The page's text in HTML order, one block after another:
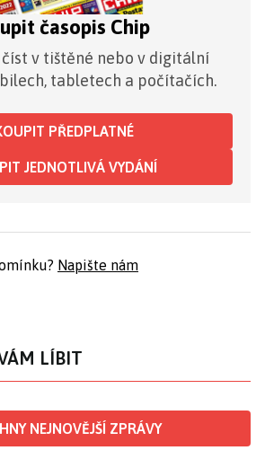
časopis Chip
v tištěné nebo v digitální
tabletech a počítačích.
PŘEDPLATNÉ
JEDNOTLIVÁ VYDÁNÍ
Napište nám
LÍBIT
NEJNOVĚJŠÍ ZPRÁVY